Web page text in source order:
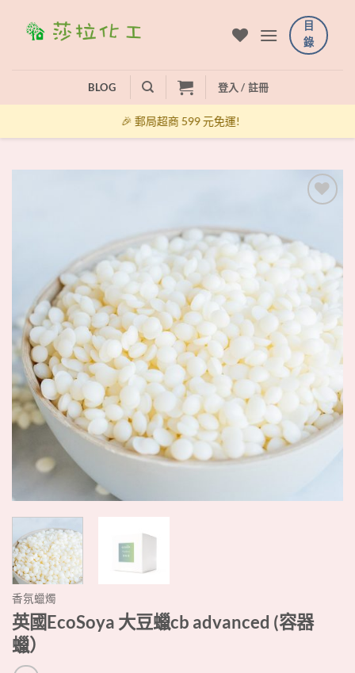
目
錄
BLOG 登入 / 註冊
🎉 郵局超商 599 元免運!
香氛蠟燭
英國EcoSoya 大豆蠟cb advanced (容器
蠟）